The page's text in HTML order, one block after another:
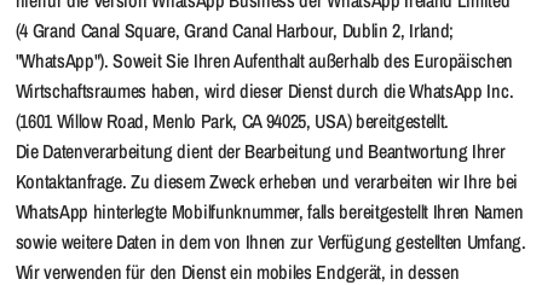
(4 Grand Canal Square, Grand Canal Harbour, Dublin 2, Irland;
"WhatsApp"). Soweit Sie Ihren Aufenthalt außerhalb des Europäischen
Wirtschaftsraumes haben, wird dieser Dienst durch die WhatsApp Inc.
(1601 Willow Road, Menlo Park, CA 94025, USA) bereitgestellt.
Die Datenverarbeitung dient der Bearbeitung und Beantwortung Ihrer
Kontaktanfrage. Zu diesem Zweck erheben und verarbeiten wir Ihre bei
WhatsApp hinterlegte Mobilfunknummer, falls bereitgestellt Ihren Namen
sowie weitere Daten in dem von Ihnen zur Verfügung gestellten Umfang.
Wir verwenden für den Dienst ein mobiles Endgerät, in dessen